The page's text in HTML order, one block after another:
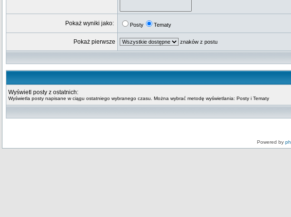
Pokaż wyniki jako: Posty Tematy
Pokaż pierwsze znaków z postu
Wyświetl posty z ostatnich:
Wyświetla posty napisane w ciągu ostatniego wybranego czasu. Można wybrać metodę wyświetlania: Posty i Tematy
Powered by